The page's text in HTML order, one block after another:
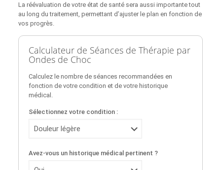
La réévaluation de votre état de santé sera aussi importante tout
au long du traitement, permettant d’ajuster le plan en fonction de
vos progrès.
Calculateur de Séances de Thérapie par
Ondes de Choc
Calculez le nombre de séances recommandées en
fonction de votre condition et de votre historique
médical.
Sélectionnez votre condition :
Avez-vous un historique médical pertinent ?